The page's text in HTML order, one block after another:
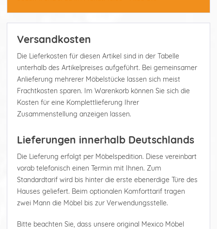
Versandkosten
Die Lieferkosten für diesen Artikel sind in der Tabelle
unterhalb des Artikelpreises aufgeführt. Bei gemeinsamer
Anlieferung mehrerer Möbelstücke lassen sich meist
Frachtkosten sparen. Im Warenkorb können Sie sich die
Kosten für eine Komplettlieferung Ihrer
Zusammenstellung anzeigen lassen.
Lieferungen innerhalb Deutschlands
Die Lieferung erfolgt per Möbelspedition. Diese vereinbart
vorab telefonisch einen Termin mit Ihnen. Zum
Standardtarif wird bis hinter die erste ebenerdige Türe des
Hauses geliefert. Beim optionalen Komforttarif tragen
zwei Mann die Möbel bis zur Verwendungsstelle.
Bitte beachten Sie, dass unsere original Mexico Möbel